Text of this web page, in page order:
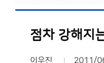
점차 강해지
이우진 2011/